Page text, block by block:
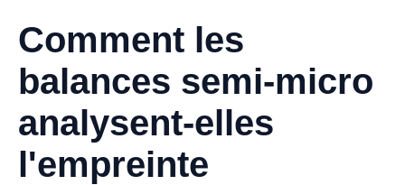
Comment les
balances semi-micro
analysent-elles
l'empreinte